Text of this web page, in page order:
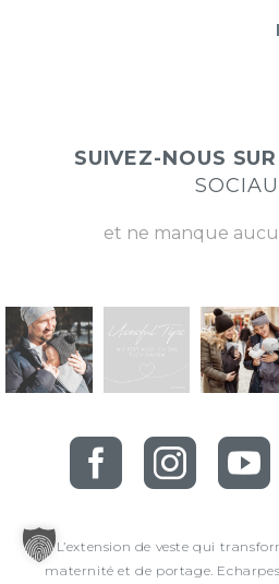
SUIVEZ-NOUS SUR
et ne manque
L’extension de veste qui
maternité et de portage.